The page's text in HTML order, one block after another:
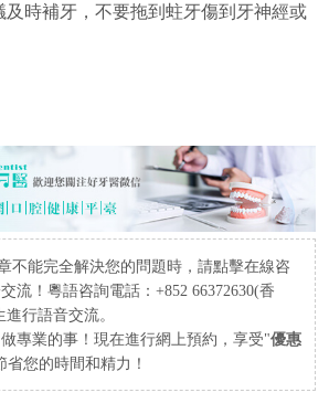
時補牙，不要拖到蛀牙傷到牙神經或
不能完全解決您的問題時，請點擊在線咨
流！粵語咨詢電話：+852 66372630(香
行語音交流。
專業的事！現在進行網上預約，享受"優惠
您的時間和精力！